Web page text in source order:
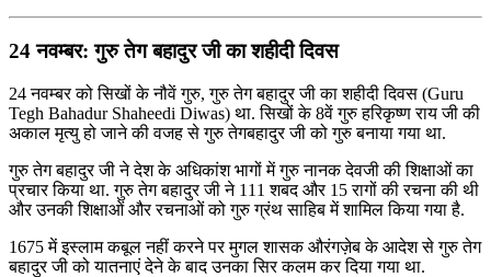
24 नवम्बर: गुरु तेग बहादुर जी का शहीदी दिवस
24 नवम्बर को सिखों के नौवें गुरु, गुरु तेग बहादुर जी का शहीदी दिवस (Guru
Tegh Bahadur Shaheedi Diwas) था. सिखों के 8वें गुरु हरिकृष्ण राय जी की
अकाल मृत्यु हो जाने की वजह से गुरु तेगबहादुर जी को गुरु बनाया गया था.
गुरु तेग बहादुर जी ने देश के अधिकांश भागों में गुरु नानक देवजी की शिक्षाओं का
प्रचार किया था. गुरु तेग बहादुर जी ने 111 शबद और 15 रागों की रचना की थी
और उनकी शिक्षाओं और रचनाओं को गुरु ग्रंथ साहिब में शामिल किया गया है.
1675 में इस्लाम कबूल नहीं करने पर मुगल शासक औरंगज़ेब के आदेश से गुरु तेग
बहादुर जी को यातनाएं देने के बाद उनका सिर कलम कर दिया गया था.